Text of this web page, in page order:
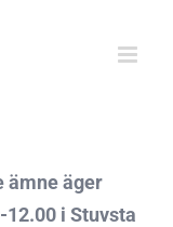
ämne äger
12.00 i Stuvsta